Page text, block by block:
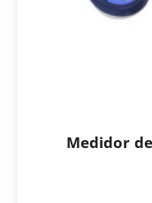
Medidor